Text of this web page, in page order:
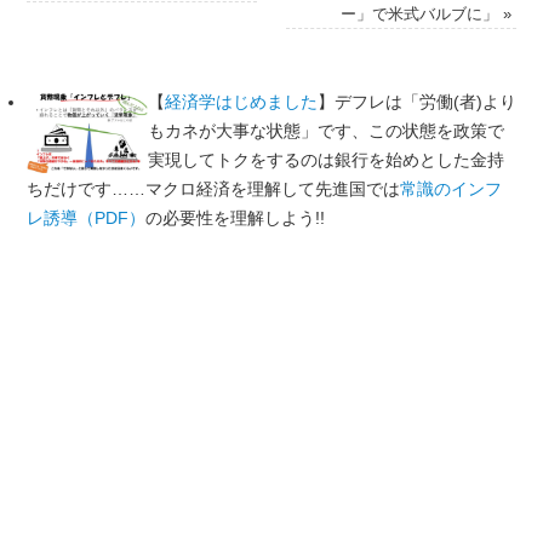
ー」で米式バルブに」»
【経済学はじめました】デフレは「労働(者)より
もカネが大事な状態」です、この状態を政策で
実現してトクをするのは銀行を始めとした金持
ちだけです……マクロ経済を理解して先進国では常識のインフ
レ誘導（PDF） の必要性を理解しよう!!